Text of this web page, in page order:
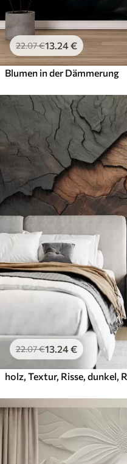
22.07€13 .24€
Blumen in der Dämmerung
22.07€13 .24€